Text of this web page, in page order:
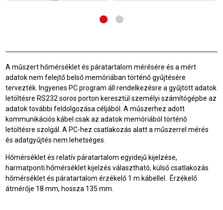
A műszert hőmérséklet és páratartalom mérésére és a mért
adatok nem felejtő belső memóriában történő gyűjtésére
tervezték. Ingyenes PC program áll rendelkezésre a gyűjtött adatok
letöltésre RS232 soros porton keresztül személyi számítógépbe az
adatok további feldolgozása céljából. A műszerhez adott
kommunikációs kábel csak az adatok memóriából történő
letöltésre szolgál. A PC-hez csatlakozás alatt a műszerrel mérés
és adatgyűjtés nem lehetséges.
Hőmérséklet és relatív páratartalom egyidejű kijelzése,
harmatponti hőmérséklet kijelzés választható, külső csatlakozás
hőmérséklet és páratartalom érzékelő 1 m kábellel. Érzékelő
átmérője 18 mm, hossza 135 mm.